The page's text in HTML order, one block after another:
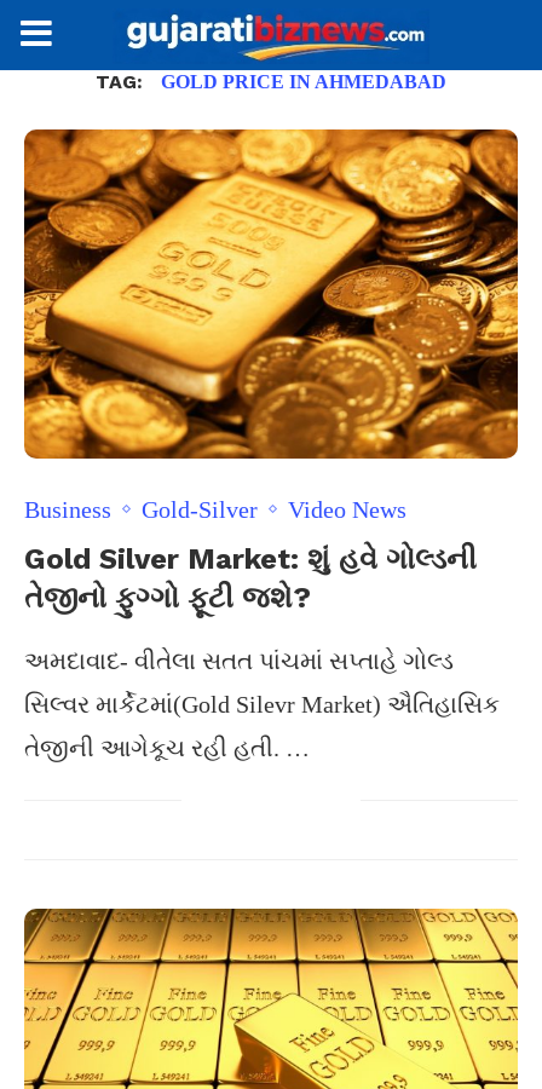
TAG: GOLD PRICE IN AHMEDABAD
Business Gold-Silver Video News
Gold Silver Market: શું હવે ગોલ્ડની
તેજીનો ફુગ્ગો ફૂટી જશે?
અમદાવાદ- વીતેલા સતત પાંચમાં સપ્તાહે ગોલ્ડ
સિલ્વર માર્કેટમાં(Gold Silevr Market) ઐતિહાસિક
તેજીની આગેકૂચ રહી હતી. …